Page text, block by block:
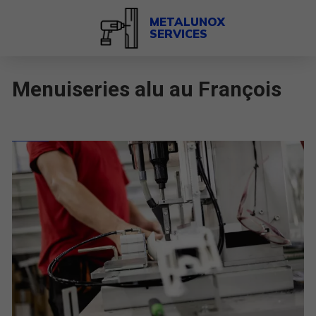
METALUNOX
SERVICES
Menuiseries alu au François